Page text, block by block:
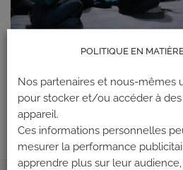
Précédent
Suivant→
POLITIQUE EN
Nos partenaires et nous-mêmes
pour stocker et/ou accéder à
appareil.
Ces informations personnelles
mesurer la performance
apprendre plus sur leur